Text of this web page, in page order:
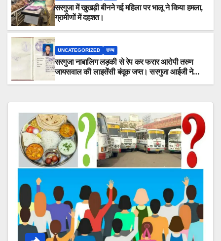
सरगुजा में खुखड़ी बीनने गई महिला पर भालू ने किया हमला,
ग्रामीणों में दहशत।
UNCATEGORIZED राज्य
सरगुजा नाबालिग लड़की से रेप कर फरार आरोपी तरुण
जायसवाल की लाइसेंसी बंदूक जप्त। सरगुजा आईजी ने